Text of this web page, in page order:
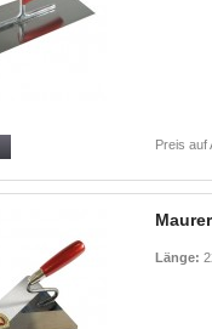
Preis auf
Länge: